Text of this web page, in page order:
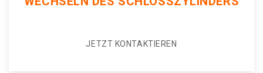
JETZT KONTAKTIEREN